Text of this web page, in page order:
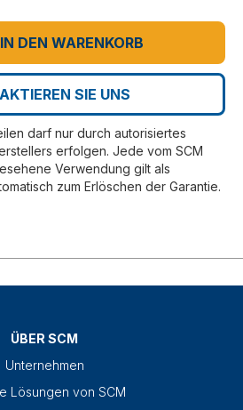
IN DEN WARENKORB
SIE UNS
darf nur durch autorisiertes
erfolgen. Jede vom SCM
Verwendung gilt als
zum Erlöschen der Garantie.
ÜBER SCM
Unternehmen
Lösungen von SCM